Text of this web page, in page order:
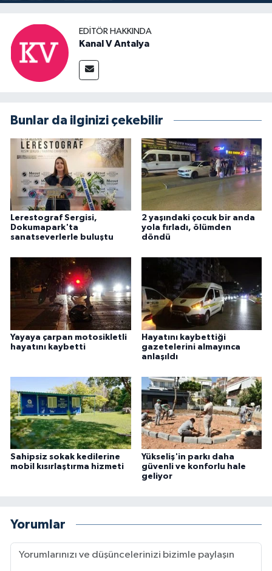
EDITÖR HAKKINDA
Kanal V Antalya
Bunlar da ilginizi çekebilir
Lerestograf Sergisi,
Dokumapark'ta
sanatseverlerle buluştu
2 yaşındaki çocuk bir anda
yola fırladı, ölümden
döndü
Yayaya çarpan motosikletli
hayatını kaybetti
Hayatını kaybettiği
gazetelerini almayınca
anlaşıldı
Sahipsiz sokak kedilerine
mobil kısırlaştırma hizmeti
Yükseliş'in parkı daha
güvenli ve konforlu hale
geliyor
Yorumlar